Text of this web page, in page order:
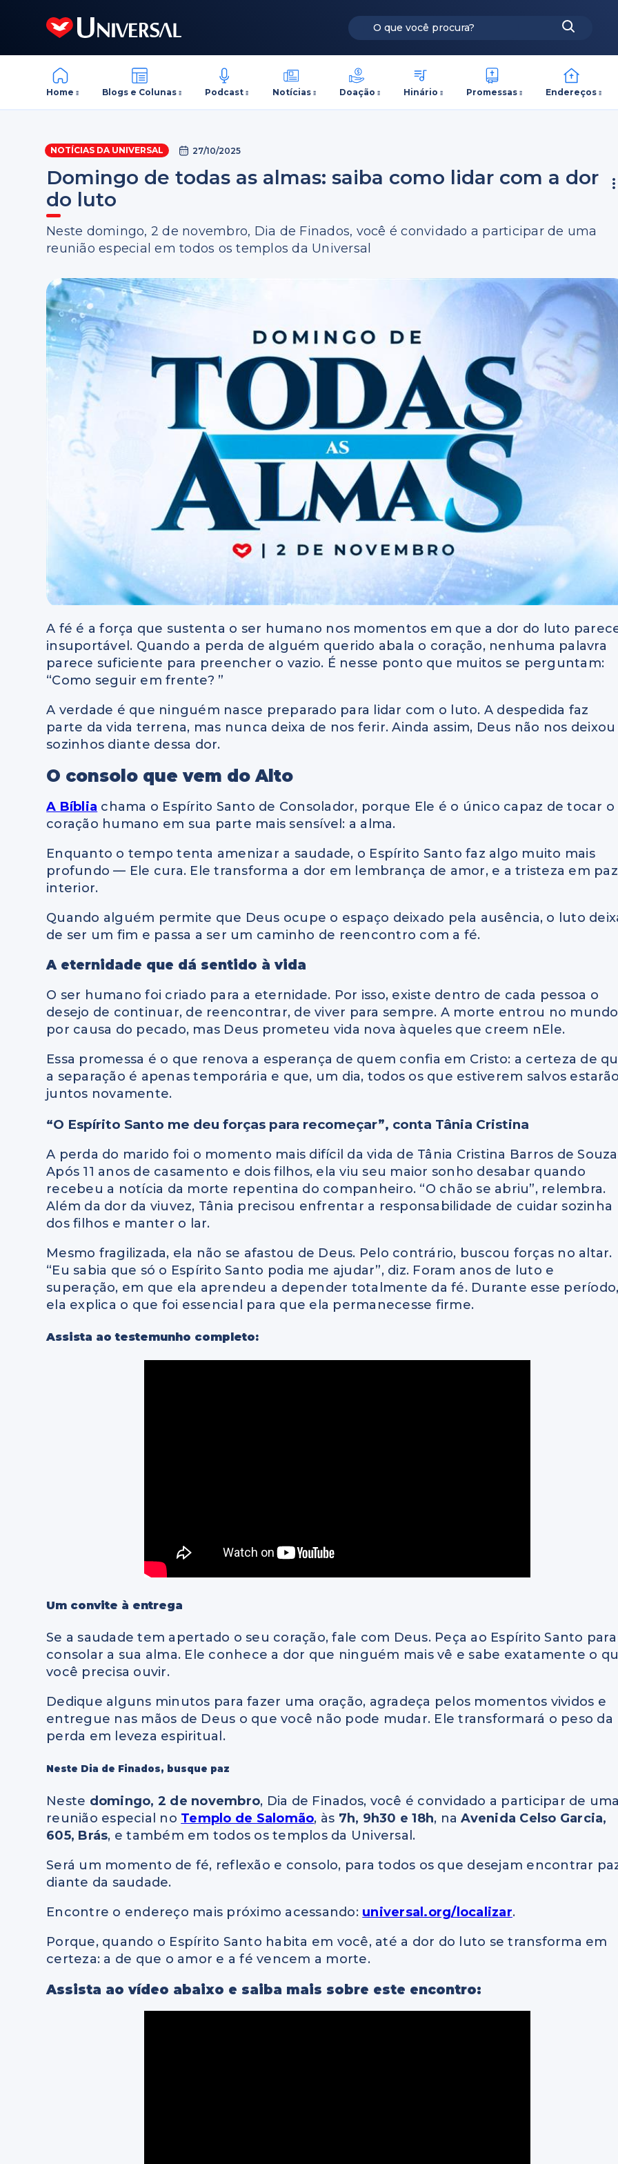
Home Blogs e Colunas Podcast Notícias Doação Hinário Promessas Endereços
NOTÍCIAS DA UNIVERSAL 27/10/2025
Domingo de todas as almas: saiba como lidar com a dor
do luto
Neste domingo, 2 de novembro, Dia de Finados, você é convidado a participar de uma
reunião especial em todos os templos da Universal
A fé é a força que sustenta o ser humano nos momentos em que a dor do luto
insuportável. Quando a perda de alguém querido abala o coração, nenhuma palavra
parece suficiente para preencher o vazio. É nesse ponto que muitos se perguntam:
“Como seguir em frente? ”
A verdade é que ninguém nasce preparado para lidar com o luto. A despedida faz
parte da vida terrena, mas nunca deixa de nos ferir. Ainda assim, Deus não nos deixou
sozinhos diante dessa dor.
O consolo que vem do Alto
A Bíblia chama o Espírito Santo de Consolador, porque Ele é o único capaz de tocar o
coração humano em sua parte mais sensível: a alma.
Enquanto o tempo tenta amenizar a saudade, o Espírito Santo faz algo muito mais
profundo — Ele cura. Ele transforma a dor em lembrança de amor, e a tristeza em paz
interior.
Quando alguém permite que Deus ocupe o espaço deixado pela ausência, o luto
de ser um fim e passa a ser um caminho de reencontro com a fé.
A eternidade que dá sentido à vida
O ser humano foi criado para a eternidade. Por isso, existe dentro de cada pessoa o
desejo de continuar, de reencontrar, de viver para sempre. A morte entrou no mundo
por causa do pecado, mas Deus prometeu vida nova àqueles que creem nEle.
Essa promessa é o que renova a esperança de quem confia em Cristo: a certeza de
a separação é apenas temporária e que, um dia, todos os que estiverem salvos
juntos novamente.
“O Espírito Santo me deu forças para recomeçar”, conta Tânia Cristina
A perda do marido foi o momento mais difícil da vida de Tânia Cristina Barros de
Após 11 anos de casamento e dois filhos, ela viu seu maior sonho desabar quando
recebeu a notícia da morte repentina do companheiro. “O chão se abriu”, relembra.
Além da dor da viuvez, Tânia precisou enfrentar a responsabilidade de cuidar sozinha
dos filhos e manter o lar.
Mesmo fragilizada, ela não se afastou de Deus. Pelo contrário, buscou forças no altar.
“Eu sabia que só o Espírito Santo podia me ajudar”, diz. Foram anos de luto e
superação, em que ela aprendeu a depender totalmente da fé. Durante esse
ela explica o que foi essencial para que ela permanecesse firme.
Assista ao testemunho completo:
Um convite à entrega
Se a saudade tem apertado o seu coração, fale com Deus. Peça ao Espírito Santo para
consolar a sua alma. Ele conhece a dor que ninguém mais vê e sabe exatamente o
você precisa ouvir.
Dedique alguns minutos para fazer uma oração, agradeça pelos momentos vividos e
entregue nas mãos de Deus o que você não pode mudar. Ele transformará o peso da
perda em leveza espiritual.
Neste Dia de Finados, busque paz
Neste domingo, 2 de novembro, Dia de Finados, você é convidado a participar de
reunião especial no Templo de Salomão, às 7h, 9h30 e 18h, naAvenida Celso Garcia,
605, Brás, e também em todos os templos da Universal.
Será um momento de fé, reflexão e consolo, para todos os que desejam encontrar
diante da saudade.
Encontre o endereço mais próximo acessando: universal.org/localizar.
Porque, quando o Espírito Santo habita em você, até a dor do luto se transforma em
certeza: a de que o amor e a fé vencem a morte.
Assista ao vídeo abaixo e saiba mais sobre este encontro: